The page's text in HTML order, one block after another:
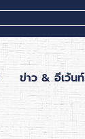
ข่าว & อีเว้นท์